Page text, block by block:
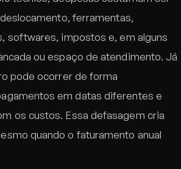
ferramentas,
softwares, impostos e, em alguns
ou espaço de atendimento. Já
pode ocorrer de forma
em datas diferentes e
os custos. Essa defasagem cria
quando o faturamento anual